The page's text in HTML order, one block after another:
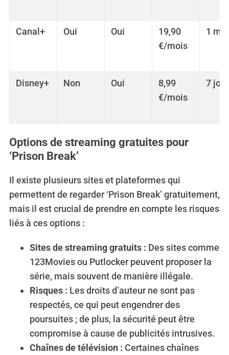
Canal+ Oui Oui
19,90
€/mois
1
Disney+ Non Oui
8,99
€/mois
7
Options de streaming gratuites pour
‘Prison Break’
Il existe plusieurs sites et plateformes qui
permettent de regarder ‘Prison Break’ gratuitement,
mais il est crucial de prendre en compte les risques
liés à ces options :
Sites de streaming gratuits : Des sites comme
123Movies ou Putlocker peuvent proposer la
série, mais souvent de manière illégale.
Risques : Les droits d’auteur ne sont pas
respectés, ce qui peut engendrer des
poursuites ; de plus, la sécurité peut être
compromise à cause de publicités intrusives.
Chaînes de télévision : Certaines chaînes